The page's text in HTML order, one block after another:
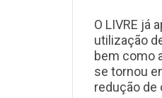
O LIVRE já
utilização
bem como
se tornou
redução de